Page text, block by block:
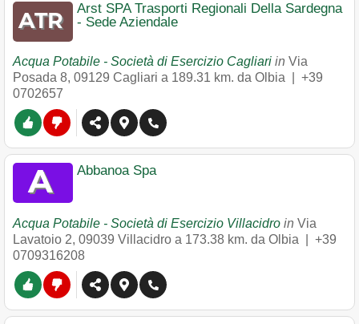
Arst SPA Trasporti Regionali Della Sardegna
- Sede Aziendale
Acqua Potabile - Società di Esercizio Cagliari in Via
Posada 8, 09129 Cagliari a 189.31 km. da Olbia | +39
0702657
Abbanoa Spa
Acqua Potabile - Società di Esercizio Villacidro in Via
Lavatoio 2, 09039 Villacidro a 173.38 km. da Olbia | +39
0709316208